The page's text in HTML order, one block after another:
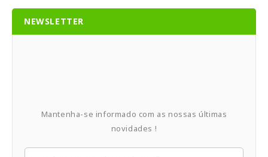
NEWSLETTER
Mantenha-se informado com as nossas últimas
novidades !